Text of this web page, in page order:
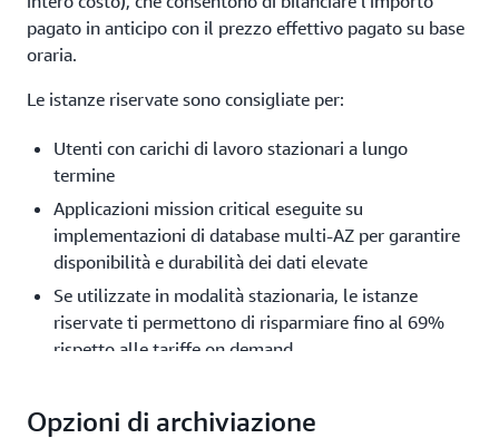
pagato in anticipo con il prezzo effettivo pagato su base
oraria.
Le istanze riservate sono consigliate per:
Utenti con carichi di lavoro stazionari a lungo
termine
Applicazioni mission critical eseguite su
implementazioni di database multi-AZ per garantire
disponibilità e durabilità dei dati elevate
Se utilizzate in modalità stazionaria, le istanze
riservate ti permettono di risparmiare fino al 69%
rispetto alle tariffe on demand
RDS
Opzioni di archiviazione